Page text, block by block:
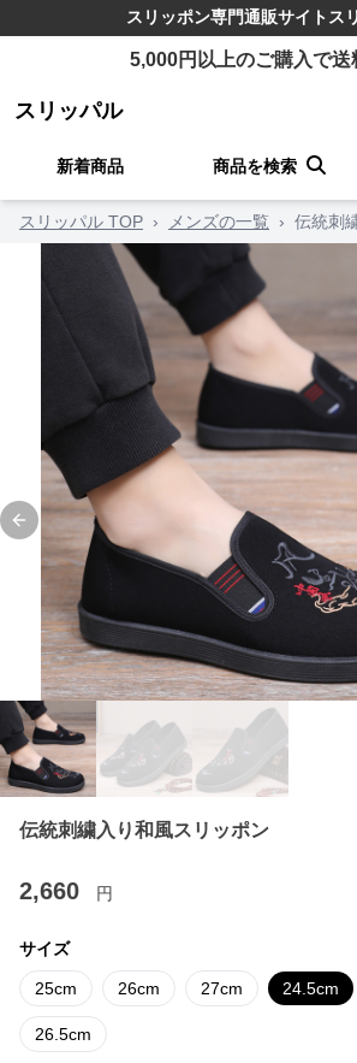
スリッポン専門通販サイト ス
5,000円以上のご購入で送
スリッパル
新着商品 商品を検索
スリッパル TOP › メンズの一覧 › 伝統刺
Previous slide
伝統刺繍入り和風スリッポン
2,660 円
サイズ
25cm 26cm 27cm 24.5cm
26.5cm